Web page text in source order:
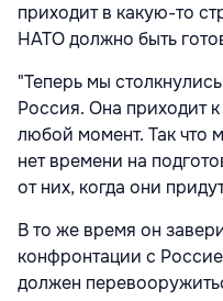
приходит в какую-то
НАТО должно быть
"Теперь мы
Россия. Она приходит
любой момент. Так что
нет времени на
от них, когда они
В то же время он
конфронтации с
должен